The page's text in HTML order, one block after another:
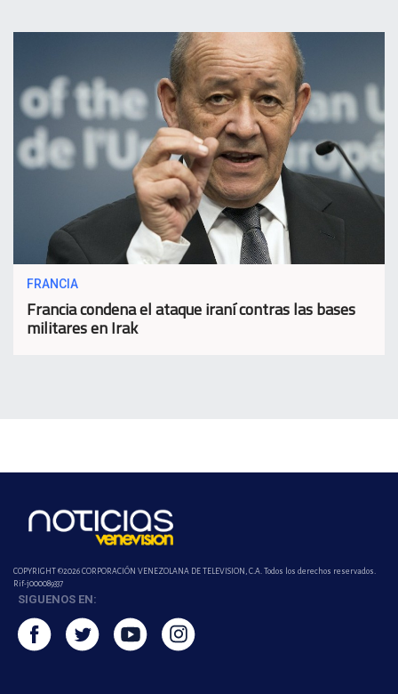
FRANCIA
Francia condena el ataque iraní contras las bases
militares en Irak
COPYRIGHT ©2026 CORPORACIÓN VENEZOLANA DE TELEVISION, C.A. Todos los derechos reservados.
Rif-j000089337
SIGUENOS EN: